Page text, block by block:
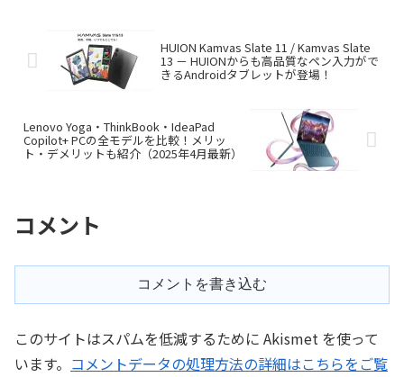
HUION Kamvas Slate 11 / Kamvas Slate
13 － HUIONからも高品質なペン入力がで
きるAndroidタブレットが登場！
Lenovo Yoga・ThinkBook・IdeaPad
Copilot+ PCの全モデルを比較！メリッ
ト・デメリットも紹介（2025年4月最新）
コメント
コメントを書き込む
このサイトはスパムを低減するために Akismet を使って
います。 コメントデータの処理方法の詳細はこちらをご覧